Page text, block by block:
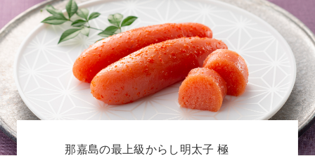
那嘉島の最上級からし明太子 極